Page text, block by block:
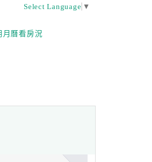
Select Language ▼
月曆看房況